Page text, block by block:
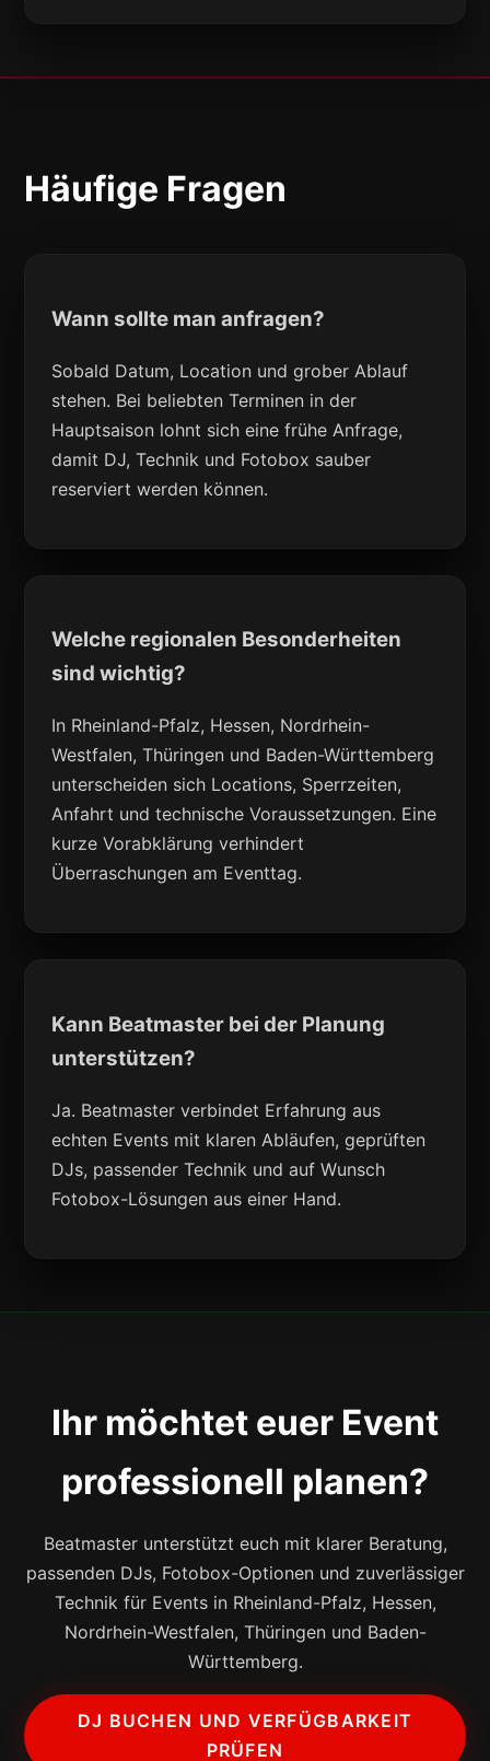
Häufige Fragen
Wann sollte man anfragen?
Sobald Datum, Location und grober Ablauf
stehen. Bei beliebten Terminen in der
Hauptsaison lohnt sich eine frühe Anfrage,
damit DJ, Technik und Fotobox sauber
reserviert werden können.
Welche regionalen Besonderheiten
sind wichtig?
In Rheinland-Pfalz, Hessen, Nordrhein-
Westfalen, Thüringen und Baden-Württemberg
unterscheiden sich Locations, Sperrzeiten,
Anfahrt und technische Voraussetzungen. Eine
kurze Vorabklärung verhindert
Überraschungen am Eventtag.
Kann Beatmaster bei der Planung
unterstützen?
Ja. Beatmaster verbindet Erfahrung aus
echten Events mit klaren Abläufen, geprüften
DJs, passender Technik und auf Wunsch
Fotobox-Lösungen aus einer Hand.
Ihr möchtet euer Event
professionell planen?
Beatmaster unterstützt euch mit klarer Beratung,
passenden DJs, Fotobox-Optionen und zuverlässiger
Technik für Events in Rheinland-Pfalz, Hessen,
Nordrhein-Westfalen, Thüringen und Baden-
Württemberg.
DJ BUCHEN UND VERFÜGBARKEIT
PRÜFEN